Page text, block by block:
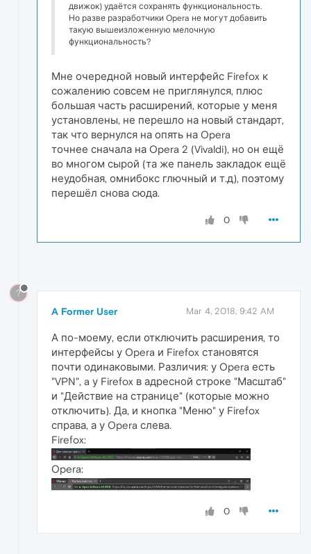
движок) удаётся сохранять функциональность.
Но разве разработчики Opera не могут добавить
такую вышеизложенную мелочную
функциональность?
Мне очередной новый интерфейс Firefox к
сожалению совсем не приглянулся, плюс
большая часть расширений, которые у меня
установлены, не перешло на новый стандарт,
так что вернулся на опять на Opera
точнее сначала на Opera 2 (Vivaldi), но он ещё
во многом сырой (та же панель закладок ещё
неудобная, омнибокс глючный и т.д), поэтому
перешёл снова сюда.
0
?
A Former User Mar 4, 2018, 9:42 AM
А по-моему, если отключить расширения, то
интерфейсы у Opera и Firefox становятся
почти одинаковыми. Различия: у Opera есть
"VPN", a у Firefox в адресной строке "Масштаб"
и "Действие на странице" (которые можно
отключить). Да, и кнопка "Меню" у Firefox
справа, а у Opera слева.
Firefox:
Opera:
0